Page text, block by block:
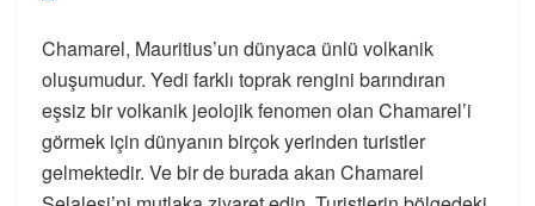
Chamarel, Mauritius’un dünyaca ünlü volkanik
oluşumudur. Yedi farklı toprak rengini barındıran
eşsiz bir volkanik jeolojik fenomen olan Chamarel’i
görmek için dünyanın birçok yerinden turistler
gelmektedir. Ve bir de burada akan Chamarel